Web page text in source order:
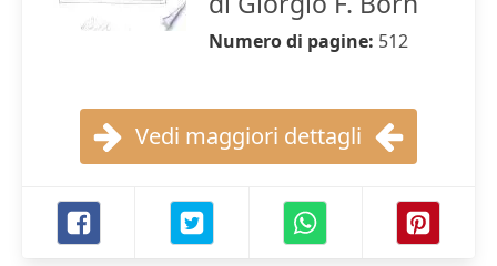
Numero di pagine: 512
Vedi maggiori dettagli